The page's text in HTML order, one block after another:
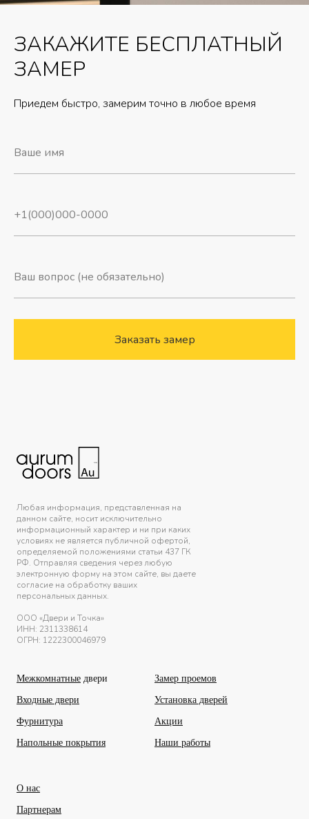
ЗАКАЖИТЕ БЕСПЛАТНЫЙ
ЗАМЕР
Приедем быстро, замерим точно в любое время
Заказать замер
Любая информация, представленная на
данном сайте, носит исключительно
информационный характер и ни при каких
условиях не является публичной офертой,
определяемой положениями статьи 437 ГК
РФ. Отправляя сведения через любую
электронную форму на этом сайте, вы даете
согласие на обработку ваших
персональных данных.
ООО «Двери и Точка»
ИНН: 2311338614
ОГРН: 1222300046979
Межкомнатные двери
Входные двери
Фурнитура
Напольные покрытия
Замер проемов
Установка дверей
Акции
Наши работы
О нас
Партнерам